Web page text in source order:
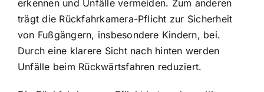
erkennen und Unfälle vermeiden. Zum anderen
trägt die Rückfahrkamera-Pflicht zur Sicherheit
von Fußgängern, insbesondere Kindern, bei.
Durch eine klarere Sicht nach hinten werden
Unfälle beim Rückwärtsfahren reduziert.